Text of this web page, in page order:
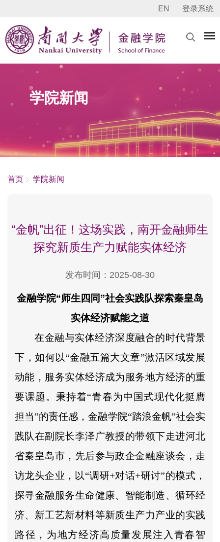
EN 登录系统
学院新闻
首页 学院新闻
“金帆”出征！这场实践，南开金融师生
探究新质生产力赋能实体经济
发布时间：2025-08-30
金融学院“师生四同”社会实践队探索秦皇岛
实体经济赋能之道
在金融与实体经济深度融合的时代背景
下，如何以“金融五篇大文章”激活区域发展
动能，服务实体经济成为服务地方经济的重
要课题。秉持着“青春为中国式现代化挺膺
担当”的责任感，金融学院“踏浪金帆”社会实
践队在副院长李泽广教授的带领下走进河北
省秦皇岛市，先后参与政企金融座谈会，走
访龙头企业，以“调研+对话+研讨”的模式，
探寻金融服务生命健康、智能制造、循环经
济、新工艺新材料等新质生产力产业的实践
路径，为地方经济高质量发展注入青春智